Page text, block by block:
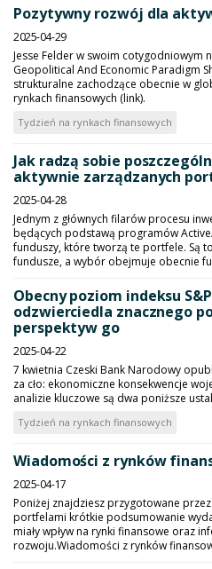
Pozytywny rozwój dla
2025-04-29
Jesse Felder w swoim cotygodniowym
Geopolitical And Economic Paradigm
strukturalne zachodzące obecnie w
rynkach finansowych (link).
Tydzień na rynkach finansowych
Jak radzą sobie
aktywnie zarządzanych
2025-04-28
Jednym z głównych filarów procesu
będących podstawą programów
funduszy, które tworzą te portfele. Są
fundusze, a wybór obejmuje obecnie
Obecny poziom indeksu
odzwierciedla znacznego
perspektyw go
2025-04-22
7 kwietnia Czeski Bank Narodowy
za cło: ekonomiczne konsekwencje
analizie kluczowe są dwa poniższe
Tydzień na rynkach finansowych
Wiadomości z rynków
2025-04-17
Poniżej znajdziesz przygotowane
portfelami krótkie podsumowanie
miały wpływ na rynki finansowe oraz
rozwoju.Wiadomości z rynków